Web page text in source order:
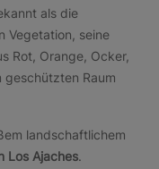
als die
Vegetation, seine
Rot, Orange, Ocker,
geschützten Raum
landschaftlichem
Los Ajaches.